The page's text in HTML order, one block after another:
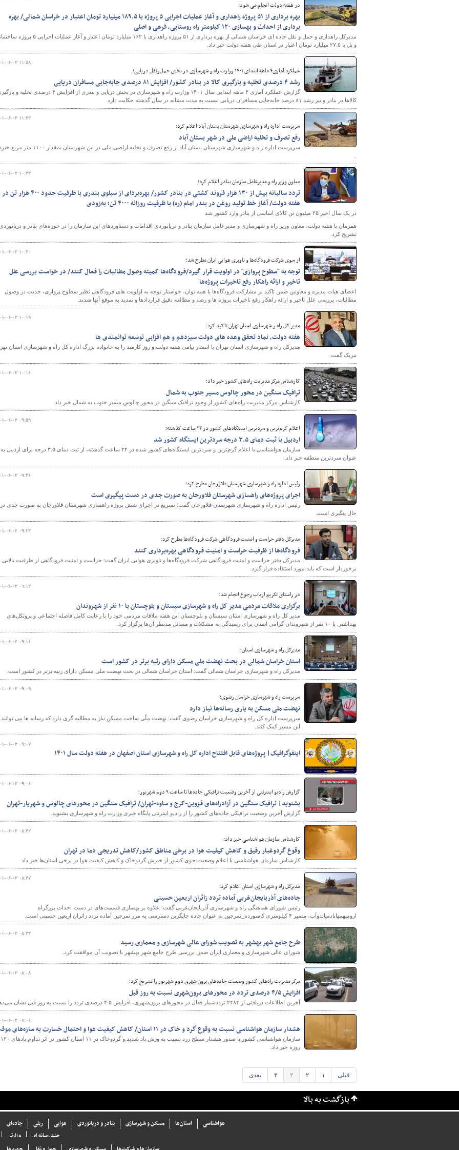
شهرسازی
در هفته دولت انجام می شود:
بهره برداری از ۵۱ پروژه راهداری و آغاز عملیات اجرایی ۵ پروژه با ۱۸۹.۵ میلیارد تومان اعتبار در خراسان شمالی/ بهره
برداری از احداث و بهسازی ۱۲۰ کیلومتر راه روستایی، فرعی و اصلی
مدیرکل راهداری و حمل و نقل جاده ای خراسان شمالی از بهره برداری از ۵۱ پروژه راهداری با ۱۶۲ میلیارد تومان اعتبار و آغاز
و پل با ۲۷.۵ میلیارد تومان اعتبار در استان طی هفته دولت خبر داد.
۱۴۰۱-۰۶-۰۲
عملکرد آماری۴ ماهه ابتدای ۱۴۰۱ وزارت راه و شهرسازی در بخش حمل‌ونقل دریایی؛
رشد ۴ درصدی تخلیه و بارگیری کالا در بنادر کشور/ افزایش ۸۱ درصدی جابه‌جایی مسافران دریایی
گزارش عملکرد آماری ۴ ماهه ابتدایی سال ۱۴۰۱ وزارت راه و شهرسازی در بخش دریایی و بندری از افزایش ۴ درصدی تخلیه و
کالاها در بنادر و نیز رشد ۸۱ درصد جابه‌جایی مسافران دریایی نسبت به مدت مشابه در سال گذشته حکایت دارد.
۱۴۰۱-۰۶-۰۲
سرپرست اداره راه و شهرسازی شهرستان بستان آباد اعلام کرد:‌
رفع تصرف و تخلیه اراضی ملی در شهر بستان آباد
سرپرست اداره راه و شهرسازی شهرستان بستان آباد از رفع تصرف و تخلیه اراضی ملی در این شهرستان بمقدار
۱۴۰۱-۰۶-۰۲
معاون وزیر راه ‌و مدیرعامل سازمان بنادر اعلام کرد؛
تردد سالیانه بیش از ۱۳۰ هزار فروند کشتی در بنادر کشور/ بهره‌بردای از سیلوی بندری با ظرفیت حدود ۴۰۰ هزار تن در
هفته دولت/ آغاز خط تولید روغن در بندر امام (ره) با ظرفیت روزانه ۴۰۰۰ تن؛ به‌زودی
در یک سال اخیر ۲۵ میلیون تن کالای اساسی از بنادر وارد کشور شد
همزمان با هفته دولت، معاون وزیر راه و شهرسازی و مدیرعامل سازمان بنادر و دریانوردی اقدامات و دستاوردهای این سازمان را در حوزه‌های بنادر و دریانوردی
تشریح کرد.
۱۴۰۱-۰۶-۰۲
از سوی شرکت فرودگاه‌ها و ناوبری هوایی ایران مطرح شد؛
توجه به "سطوح پروازی" در اولویت قرار گیرد/فرودگاه‌ها کمیته وصول مطالبات را فعال کنند/ در خواست بررسی علل
تاخیر و ارائه راهکار رفع تاخیرات پروژه‌ها
اعضای هیات مدیره و معاونین ضمن تاکید بر مشارکت فرودگاه‌ها با همه توان، خواستار توجه به اولویت های فرودگاهی نظیر سطوح پروازی، جدیت در وصول
مطالبات، بررسی علل تاخیر و ارائه راهکار رفع تاخیرات پروژه ها و رصد و مطالعه دقیق قراردادها و تمدید به موقع آنها شدند.
۱۴۰۱-۰۶-۰۲
مدیر کل راه و شهرسازی استان تهران تاکید کرد:
هفته دولت، نماد تحقق وعده های دولت سیزدهم و هم افزایی توسعه توانمندی ها
مدیرکل راه و شهرسازی استان تهران با انتشار پیامی هفته دولت و روز کارمند را به خانواده بزرگ اداره کل راه و شهرسازی استان
تبریک گفت.
۱۴۰۱-۰۶-۰۲
کارشناس مرکز مدیریت راه‌های کشور خبر داد؛
ترافیک سنگین در محور چالوس مسیر جنوب به شمال
کارشناس مرکز مدیریت راه‌های کشور از وجود ترافیک سنگین در محور چالوس مسیر جنوب به شمال خبر داد.
۱۴۰۱-۰۶-۰۲
اعلام گرم‌ترین و سردترین ایستگاه‌های کشور در ۲۴ ساعت گذشته؛
اردبیل با ثبت دمای ۳.۵ درجه سردترین ایستگاه کشور شد
سازمان هواشناسی با اعلام گرم‌ترین و سردترین ایستگاه‌های کشور شده در ۲۴ ساعت گذشته، از ثبت دمای ۳.۵ درجه برای اردبیل به
عنوان سردترین منطقه خبر داد.
۱۴۰۱-۰۶-۰۲
رئیس اداره راه و شهرسازی شهرستان فلاورجان مطرح کرد؛
اجرای پروژه‌های راهسازی شهرستان فلاورجان به صورت جدی در دست پیگیری است
رئیس اداره راه و شهرسازی شهرستان فلاورجان گفت: تسریع در اجرای شش پروژه راهسازی شهرستان فلاورجان به صورت جدی در
حال پیگیری است.
۱۴۰۱-۰۶-۰۲
مدیرکل دفتر حراست و امنیت فرودگاهی شرکت فرودگاه‌ها مطرح کرد:
فرودگاه‌ها از ظرفیت حراست و امنیت فرودگاهی بهره‌برداری کنند
مدیرکل دفتر حراست و امنیت فرودگاهی شرکت فرودگاه‌ها و ناوبری هوایی ایران گفت: حراست و امنیت فرودگاهی از ظرفیت بالایی
برخوردار است که باید مورد استفاده قرار گیرد.
۱۴۰۱-۰۶-۰۲
در راستای تکریم ارباب رجوع انجام شد:
برگزاری ملاقات مردمی مدیر کل راه و شهرسازی سیستان و بلوچستان با ۱۰ نفر از شهروندان
مدیر کل راه و شهرسازی استان سیستان و بلوچستان این هفته ملاقات مردمی خود را با رعایت کامل فاصله اجتماعی و پروتکل‌های
بهداشتی با ۱۰ نفر از شهروندان گرامی استان برای رسیدگی به مشکلات و مسائل مدنظر آن‌ها برگزار کرد.
۱۴۰۱-۰۶-۰۲
مدیرکل راه و شهرسازی استان؛
استان خراسان شمالی در بحث نهضت ملی مسکن دارای رتبه برتر در کشور است
مدیرکل راه و شهرسازی خراسان شمالی گفت: استان خراسان شمالی در بحث نهضت ملی مسکن دارای رتبه برتر در کشور است.
۱۴۰۱-۰۶-۰۲
سرپرست راه و شهرسازی خراسان رضوی؛
نهضت ملی مسکن به یاری رسانه‌ها نیاز دارد
سرپرست اداره کل راه و شهرسازی خراسان رضوی گفت: نهضت ملّی ساخت مسکن نیاز به مطالبه گری دارد که رسانه ها می توانند
این مسیر کمک کنند.
۱۴۰۱-۰۶-۰۲
اینفوگرافیک| پروژه‌های قابل افتتاح اداره کل راه و شهرسازی استان اصفهان در هفته دولت سال ۱۴۰۱
۱۴۰۱-۰۶-۰۲
گزارش رادیو اینترنتی از آخرین وضعیت ترافیکی جاده‌ها تا ساعت ۹ دوم شهریور؛
بشنوید| ترافیک سنگین در آزادراه‌های قزوین-کرج و ساوه-تهران/ ترافیک سنگین در محورهای چالوس و شهریار-تهران
گزارش آخرین وضعیت ترافیکی جاده‌های کشور را از رادیو اینترنتی پایگاه خبری وزارت راه و شهرسازی بشنوید.
۱۴۰۱-۰۶-۰۲
کارشناس سازمان هواشناسی خبر داد:
وقوع گردوغبار رقیق و کاهش کیفیت هوا در برخی مناطق کشور/کاهش تدریجی دما در تهران
کارشناس سازمان هواشناسی با اعلام وضعیت جوی کشور از خیزش گردوخاک و کاهش کیفیت هوا در برخی استان‌ها خبر داد.
۱۴۰۱-۰۶-۰۲
مدیرکل راه و شهرسازی استان اعلام کرد:
جاده‌های آذربایجان‌غربی آماده تردد زائران اربعین حسینی
رئیس شورای هماهنگی راه و شهرسازی آذربایجان‌غربی گفت: علاوه بر بهسازی قسمت‌های در دست احداث بزرگراه
ارومیهمهابادمیاندوآب، مسیر ۴ کیلومتری کاسورده_تمرچین به عنوان جاده جایگزین دسترسی به مرز تمرچین آماده تردد زائران اربعین حسینی است.
۱۴۰۱-۰۶-۰۲
طرح جامع شهر بهشهر به تصویب شورای عالی شهرسازی و معماری رسید
شورای عالی شهرسازی و معماری ایران ضمن بررسی طرح جامع شهر بهشهر با تصویب آن موافقت کرد.
۱۴۰۱-۰۶-۰۲
مرکز مدیریت راه‌های کشور وضعیت جاده‌های برون شهری دوم شهریور را تشریح کرد؛
افزایش ۴/۵ درصدی تردد در محورهای برون‌شهری نسبت به روز قبل
آخرین اطلاعات دریافتی از ۲۴۸۴ ترددشمار فعال در محورهای برون‌شهری، افزایش ۴.۵ درصدی تردد را نسبت به روز قبل نشان می‌دهد.
۱۴۰۱-۰۶-۰۲
هشدار سازمان هواشناسی نسبت به وقوع گرد و خاک در ۱۱ استان/ کاهش کیفیت هوا و احتمال خسارت به سازه‌های موقت
سازمان هواشناسی کشور با صدور هشدار سطح زرد نسبت به وزش باد شدید و گردوخاک در ۱۱ استان کشور در اثر تداوم بادهای ۱۲۰
روزه خبر داد.
قبلی ۱ ۲ ۳ ۴ بعدی
بازگشت به بالا
جاده‌ای ریلی هوایی بنادر و دریانوردی مسکن و شهرسازی استان‌ها
هواشناسی
وزارتی
چند رسانه ای